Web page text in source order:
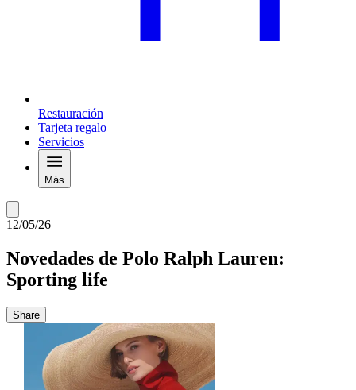
Restauración
Tarjeta regalo
Servicios
Más
12/05/26
Novedades de Polo Ralph Lauren:
Sporting life
Share